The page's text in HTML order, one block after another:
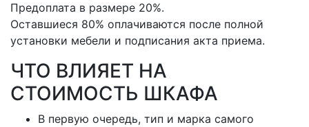
Предоплата в размере 20%.
Оставшиеся 80% оплачиваются после полной
установки мебели и подписания акта приема.
ЧТО ВЛИЯЕТ НА
СТОИМОСТЬ ШКАФА
В первую очередь, тип и марка самого